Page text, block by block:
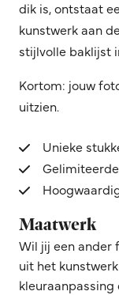
dik is, ontstaat
kunstwerk aan
stijlvolle baklijst
Kortom: jouw
uitzien.
Unieke
Maatwerk
Wil jij een ander
uit het